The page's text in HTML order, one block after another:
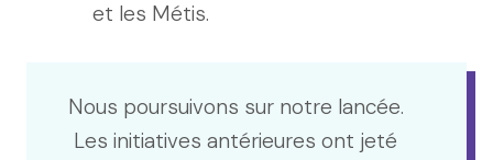
et les Métis.
Nous poursuivons sur notre lancée.
Les initiatives antérieures ont jeté